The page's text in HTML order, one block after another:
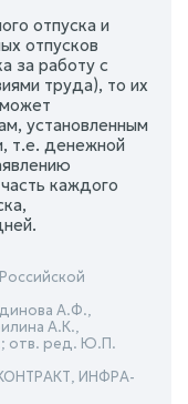
отпуска и
отпусков
за работу с
труда), то их
установленным
т.е. денежной
каждого
А.Ф.,
А.К.,
отв. ред. Ю.П.
ИНФРА-